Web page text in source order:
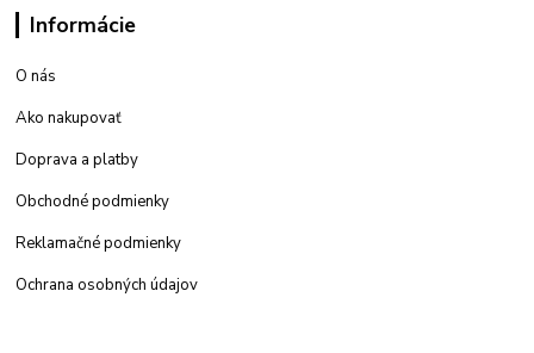
Informácie
O nás
Ako nakupovať
Doprava a platby
Obchodné podmienky
Reklamačné podmienky
Ochrana osobných údajov